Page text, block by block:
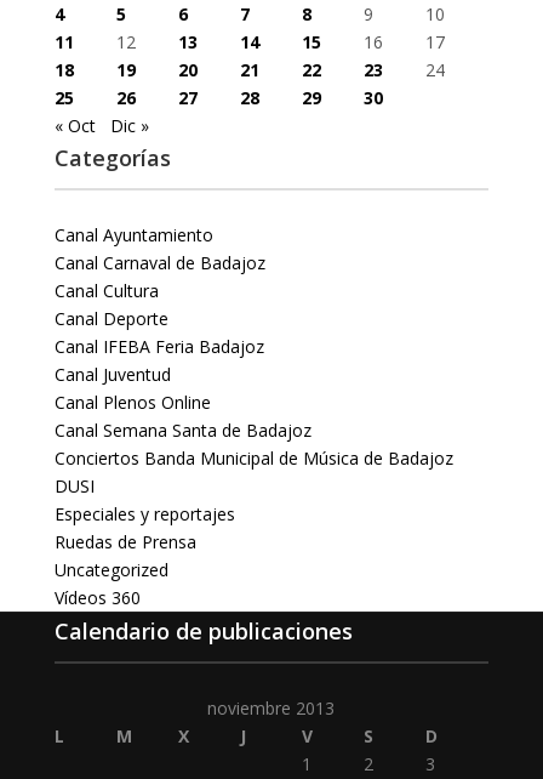
4
5 6 7 8 9
10
11
12 13 14 15 16
17
18
19 20 21 22 23
24
25
26 27 28 29
30
« Oct
Dic »
Categorías
Canal Ayuntamiento
Canal Carnaval de Badajoz
Canal Cultura
Canal Deporte
Canal IFEBA Feria Badajoz
Canal Juventud
Canal Plenos Online
Canal Semana Santa de Badajoz
Conciertos Banda Municipal de Música de Badajoz
DUSI
Especiales y reportajes
Ruedas de Prensa
Uncategorized
Vídeos 360
Calendario de publicaciones
noviembre 2013
L
M X J V S
D
1
2
3